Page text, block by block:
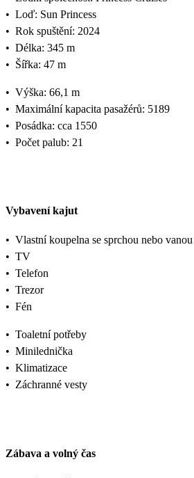
• Loď: Sun Princess
• Rok spuštění: 2024
• Délka: 345 m
• Šířka: 47 m
• Výška: 66,1 m
• Maximální kapacita pasažérů: 5189
• Posádka: cca 1550
• Počet palub: 21
Vybavení kajut
• Vlastní koupelna se sprchou nebo vanou
• TV
• Telefon
• Trezor
• Fén
• Toaletní potřeby
• Minilednička
• Klimatizace
• Záchranné vesty
Zábava a volný čas